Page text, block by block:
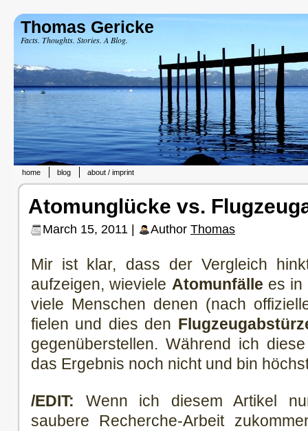
Thomas Gericke
Facts. Thoughts. Stories. A Blog.
home blog about / imprint
Atomunglücke vs.
March 15, 2011 | Author Thomas
Mir ist klar, dass der Vergleich
aufzeigen, wieviele Atomunfälle es in
viele Menschen denen (nach
fielen und dies den
gegenüberstellen. Während ich
das Ergebnis noch nicht und bin
/EDIT: Wenn ich diesem Artikel
saubere Recherche-Arbeit